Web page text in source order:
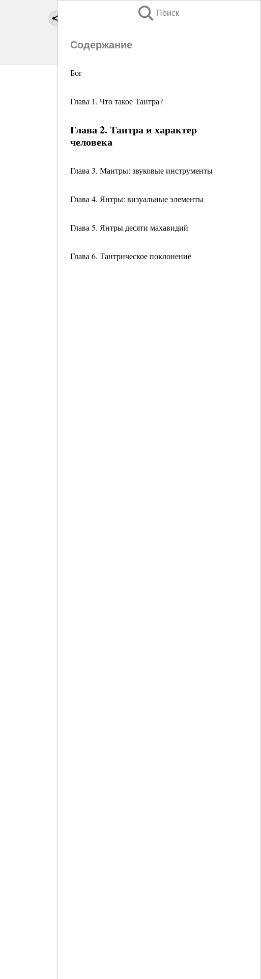
Поиск
Содержание
Бог
Глава 1. Что такое Тантра?
Глава 2. Тантра и характер
человека
Глава 3. Мантры: звуковые инструменты
Глава 4. Янтры: визуальные элементы
Глава 5. Янтры десяти махавидий
Глава 6. Тантрическое поклонение